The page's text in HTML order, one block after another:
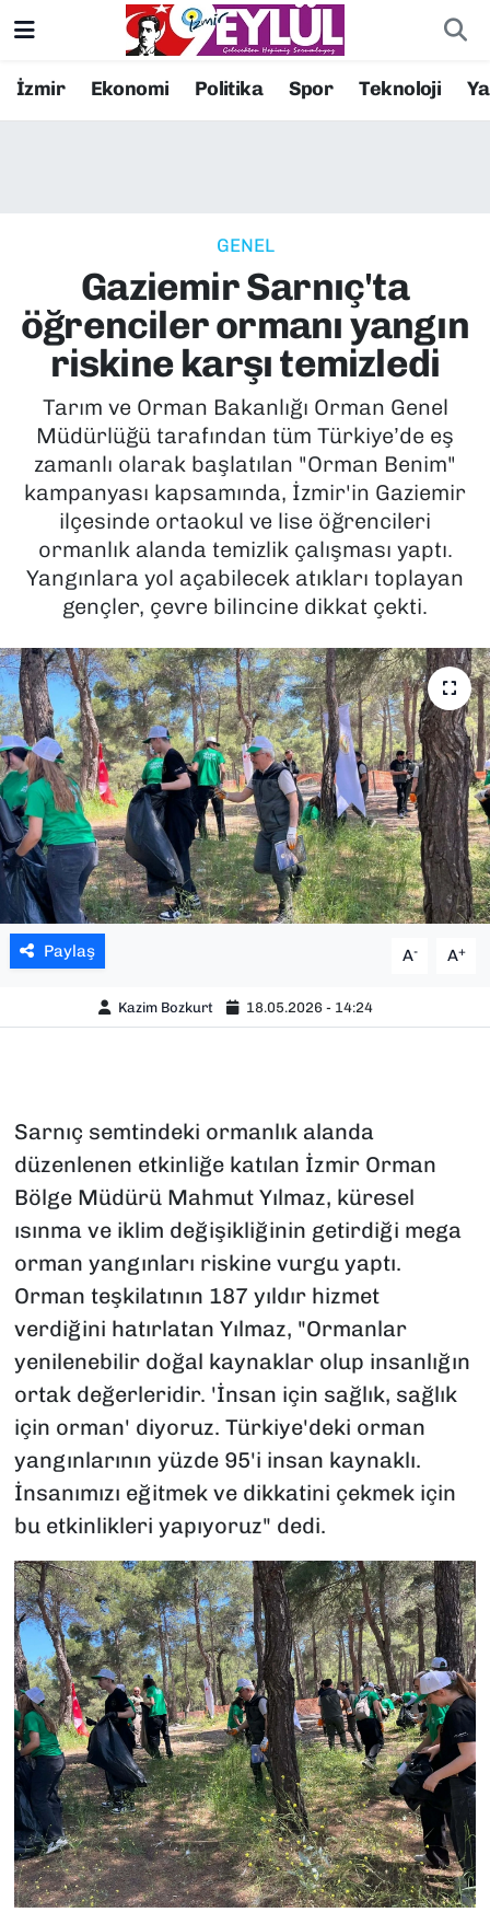
İzmir Ekonomi Politika Spor Teknoloji
GENEL
Gaziemir Sarnıç'ta
öğrenciler ormanı yangın
riskine karşı temizledi
Tarım ve Orman Bakanlığı Orman Genel
Müdürlüğü tarafından tüm Türkiye’de eş
zamanlı olarak başlatılan "Orman Benim"
kampanyası kapsamında, İzmir'in Gaziemir
ilçesinde ortaokul ve lise öğrencileri
ormanlık alanda temizlik çalışması yaptı.
Yangınlara yol açabilecek atıkları toplayan
gençler, çevre bilincine dikkat çekti.
Paylaş A- A+
Kazim Bozkurt 18.05.2026 - 14:24
Sarnıç semtindeki ormanlık alanda
düzenlenen etkinliğe katılan İzmir Orman
Bölge Müdürü Mahmut Yılmaz, küresel
ısınma ve iklim değişikliğinin getirdiği mega
orman yangınları riskine vurgu yaptı.
Orman teşkilatının 187 yıldır hizmet
verdiğini hatırlatan Yılmaz, "Ormanlar
yenilenebilir doğal kaynaklar olup insanlığın
ortak değerleridir. 'İnsan için sağlık, sağlık
için orman' diyoruz. Türkiye'deki orman
yangınlarının yüzde 95'i insan kaynaklı.
İnsanımızı eğitmek ve dikkatini çekmek için
bu etkinlikleri yapıyoruz" dedi.
Resmi İlanlar
EKONOMİ
KÜLTÜR SANAT
MAGAZİN
POLİTİKA
SAĞLIK
SPOR
YAŞAM
YEREL YÖNETİMLER
Konak Nöbetçi Eczaneler
Süper Lig Puan Durumu ve Fikstür
Tüm Manşetler
Son Dakika Haberleri
Haber Arşivi